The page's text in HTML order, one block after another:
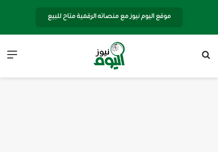
موقع اليوم نيوز مع منصاته الرقمية متاح للبيع